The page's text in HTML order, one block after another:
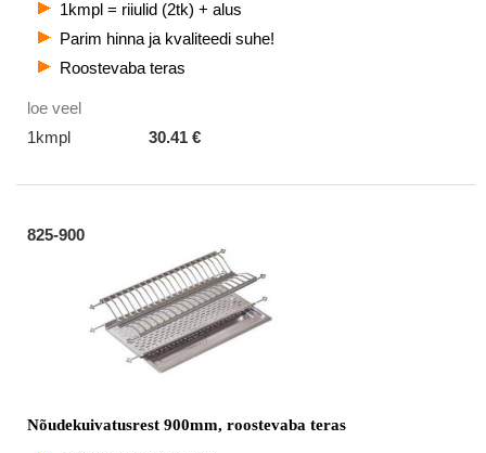
1kmpl = riiulid (2tk) + alus
Parim hinna ja kvaliteedi suhe!
Roostevaba teras
loe veel
1kmpl
30.41 €
825-900
Nõudekuivatusrest 900mm, roostevaba teras